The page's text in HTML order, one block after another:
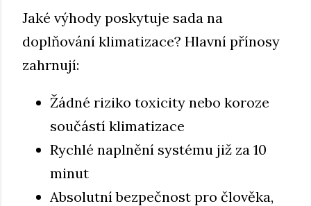
Jaké výhody poskytuje sada na
doplňování klimatizace? Hlavní přínosy
zahrnují:
Žádné riziko toxicity nebo koroze
součástí klimatizace
Rychlé naplnění systému již za 10
minut
Absolutní bezpečnost pro člověka,